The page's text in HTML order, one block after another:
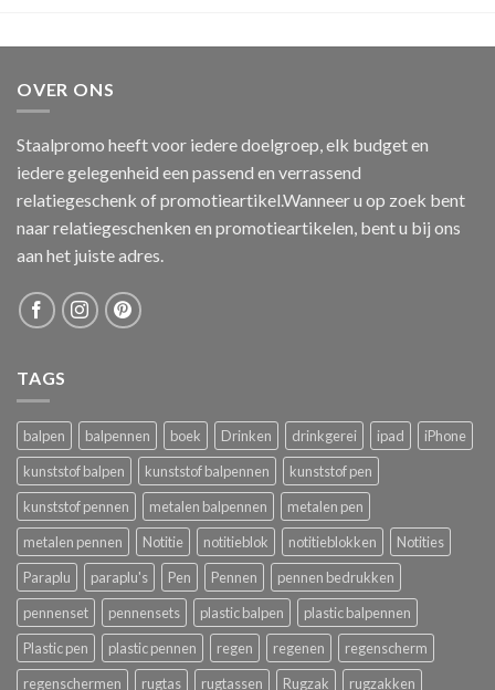
OVER ONS
Staalpromo heeft voor iedere doelgroep, elk budget en
iedere gelegenheid een passend en verrassend
relatiegeschenk of promotieartikel.Wanneer u op zoek bent
naar relatiegeschenken en promotieartikelen, bent u bij ons
aan het juiste adres.
TAGS
balpen balpennen boek Drinken drinkgerei ipad
iPhone
kunststof balpen
kunststof balpennen
kunststof pen
kunststof pennen
metalen balpennen
metalen pen
metalen pennen
Notitie notitieblok notitieblokken
Notities
Paraplu
paraplu's Pen Pennen
pennen bedrukken
pennenset
pennensets plastic balpen
plastic balpennen
Plastic pen
plastic pennen regen regenen
regenscherm
regenschermen
rugtas rugtassen Rugzak rugzakken